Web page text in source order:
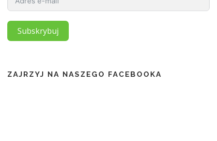
Subskrybuj
ZAJRZYJ NA NASZEGO FACEBOOKA